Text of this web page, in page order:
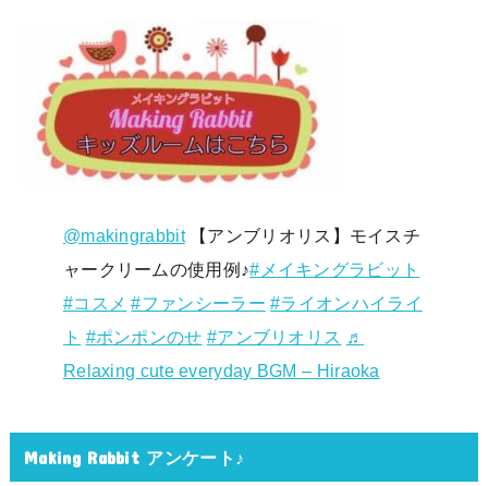
@makingrabbit【アンブリオリス】モイスチ
ャークリームの使用例♪#メイキングラビット
#コスメ #ファンシーラー #ライオンハイライ
ト #ポンポンのせ #アンブリオリス ♬
Relaxing cute everyday BGM – Hiraoka
Making Rabbit アンケート♪